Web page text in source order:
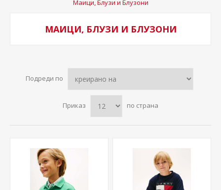
Маици, Блузи и Блузони
МАИЦИ, БЛУЗИ И БЛУЗОНИ
Подреди по
Приказ по страна